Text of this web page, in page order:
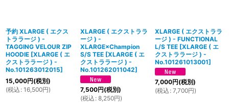
予約 XLARGE ( エクス
トララージ ) -
TAGGING VELOUR ZIP
HOODIE [XLARGE ( エ
クストララージ ) -
No.101263012015]
15,000円(税別)
(税込 : 16,500円)
XLARGE ( エクストララ
ージ ) -
XLARGE×Champion
S/S TEE [XLARGE ( エ
クストララージ ) -
No.101262011042]
7,500円(税別)
(税込 : 8,250円)
XLARGE ( エクストララ
ージ ) - FUNCTIONAL
L/S TEE [XLARGE ( エ
クストララージ ) -
No.101261013001]
7,000円(税別)
(税込 : 7,700円)